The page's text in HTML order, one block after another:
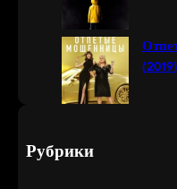
(2019)
Рубрики